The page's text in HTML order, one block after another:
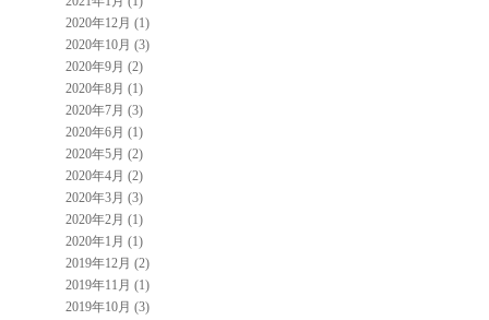
2020年12月 (1)
2020年10月 (3)
2020年9月 (2)
2020年8月 (1)
2020年7月 (3)
2020年6月 (1)
2020年5月 (2)
2020年4月 (2)
2020年3月 (3)
2020年2月 (1)
2020年1月 (1)
2019年12月 (2)
2019年11月 (1)
2019年10月 (3)